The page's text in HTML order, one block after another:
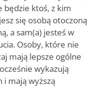
będzie ktoś, z kim
się osobą otoczoną
a sam(a) jesteś w
Osoby, które nie
mają lepsze ogólne
wykazują
i mają wyższą